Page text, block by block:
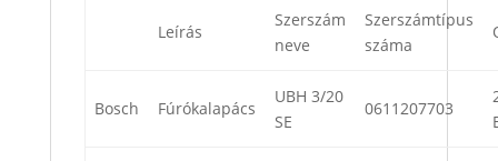
Leírás
Szerszám
neve
Szerszámtípus
száma
Bosch Fúrókalapács
UBH 3/20
SE
0611207703